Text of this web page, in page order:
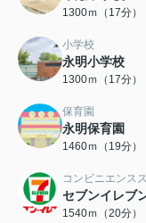
1300ｍ（17分）
小学校
永明小学校
1300ｍ（17分）
保育園
永明保育園
1460ｍ（19分）
コンビニエンス
セブンイレブ
1540ｍ（20分）